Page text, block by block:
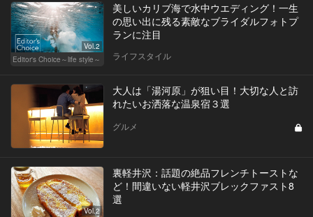
Vol.2
Editor's Choice～life style～
美しいカリブ海で水中ウエディング！一生
の思い出に残る素敵なブライダルフォトプ
ランに注目
ライフスタイル
大人は「湯河原」が狙い目！大切な人と訪
れたいお洒落な温泉宿３選
グルメ
Vol.2
裏軽井沢：話題の絶品フレンチトーストな
ど！間違いない軽井沢ブレックファスト8
選